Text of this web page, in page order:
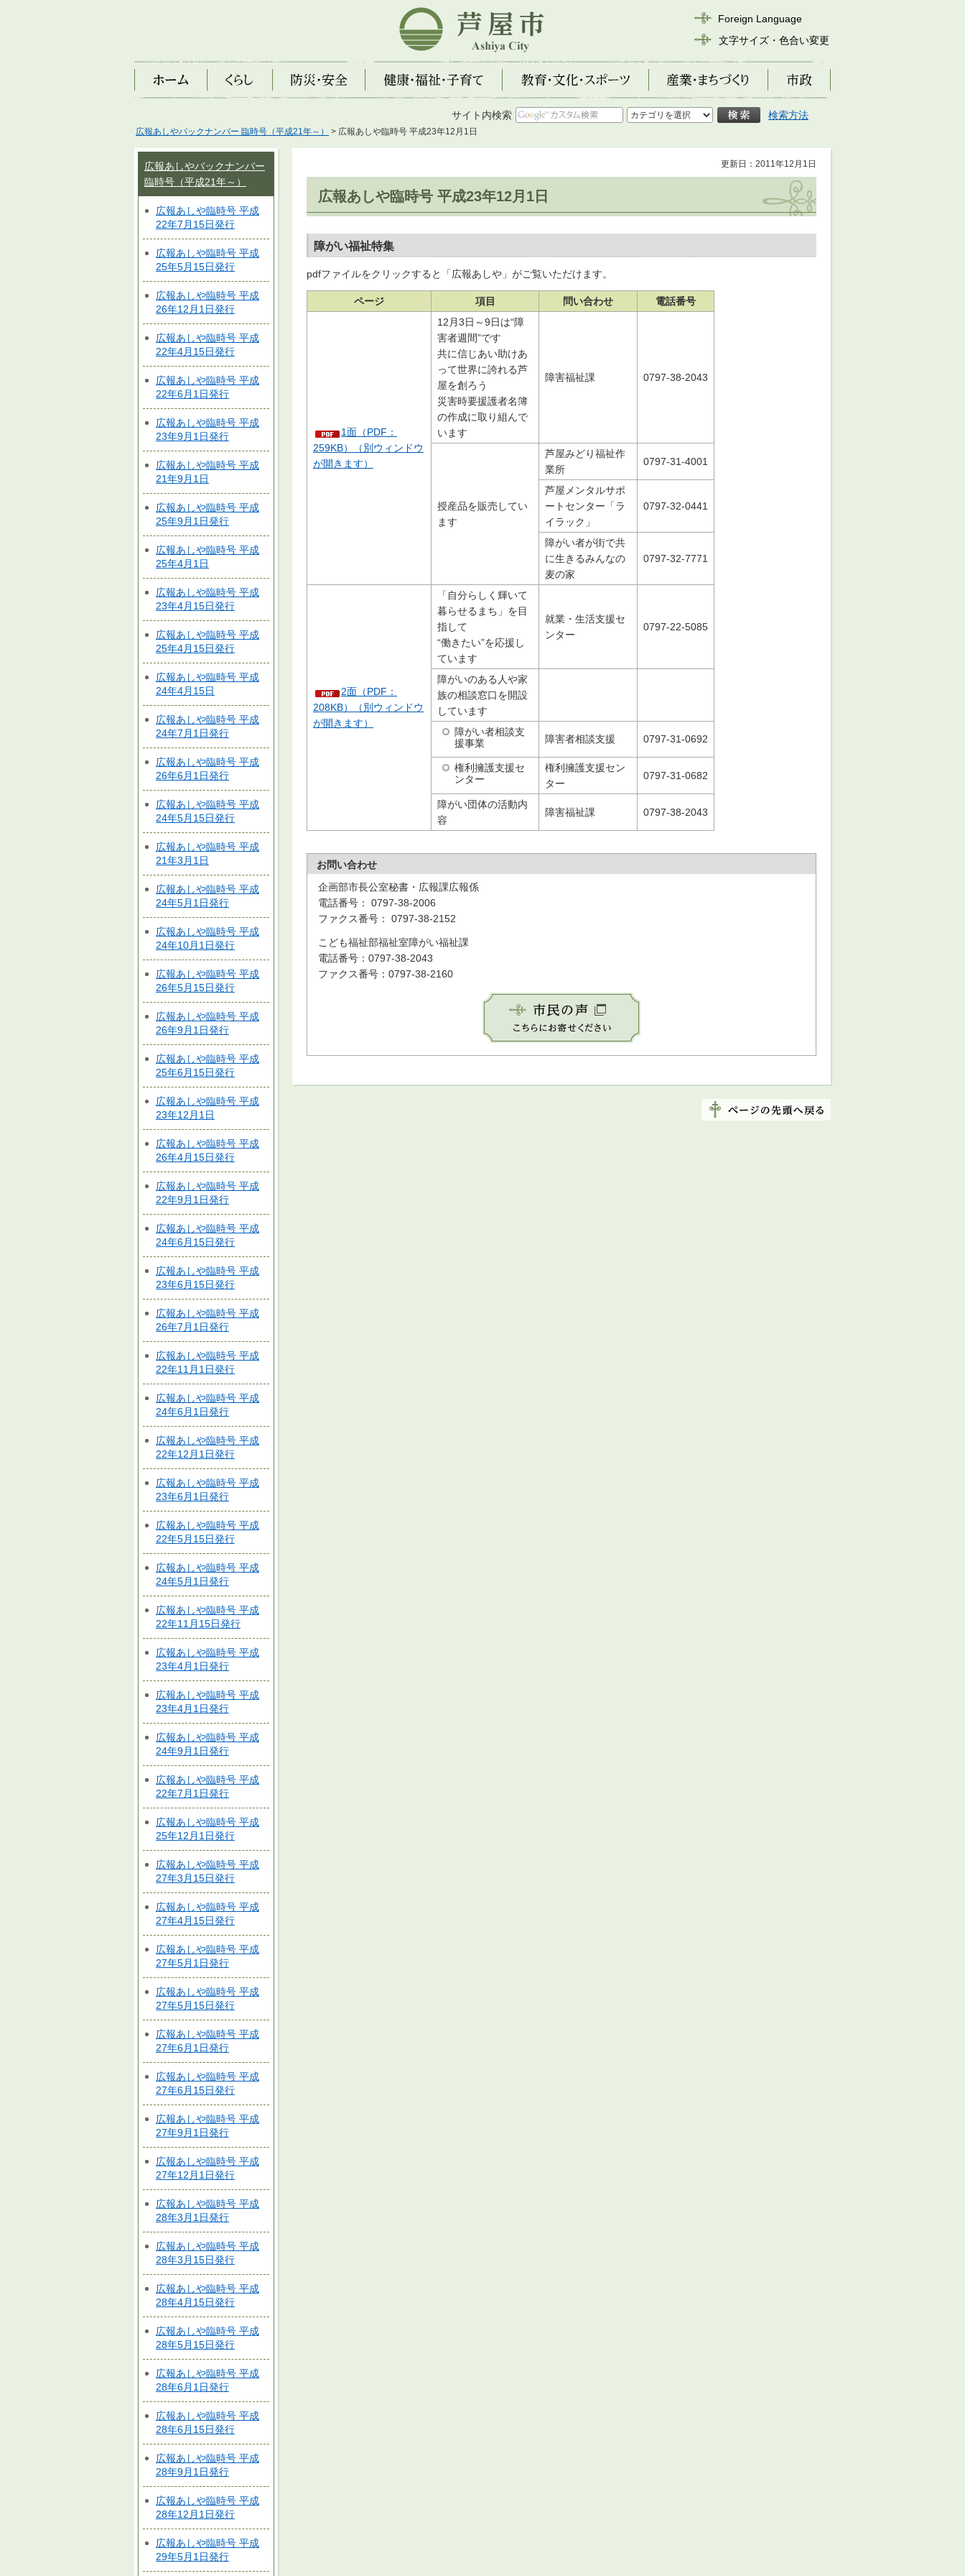
芦屋市
Foreign Language
文字サイズ・色合い変更
ホーム くらし 防災・安全 健康・福祉・子育て 教育・文化・スポーツ 産業・まちづくり 市政
サイト内検索 検索方法
広報あしやバックナンバー 臨時号（平成21年～） > 広報あしや臨時号 平成23年12月1日
広報あしやバックナンバー
臨時号（平成21年～）
広報あしや臨時号 平成
22年7月15日発行
広報あしや臨時号 平成
25年5月15日発行
広報あしや臨時号 平成
26年12月1日発行
広報あしや臨時号 平成
22年4月15日発行
広報あしや臨時号 平成
22年6月1日発行
広報あしや臨時号 平成
23年9月1日発行
広報あしや臨時号 平成
21年9月1日
広報あしや臨時号 平成
25年9月1日発行
広報あしや臨時号 平成
25年4月1日
広報あしや臨時号 平成
23年4月15日発行
広報あしや臨時号 平成
25年4月15日発行
広報あしや臨時号 平成
24年4月15日
広報あしや臨時号 平成
24年7月1日発行
広報あしや臨時号 平成
26年6月1日発行
広報あしや臨時号 平成
24年5月15日発行
広報あしや臨時号 平成
21年3月1日
広報あしや臨時号 平成
24年5月1日発行
広報あしや臨時号 平成
24年10月1日発行
広報あしや臨時号 平成
26年5月15日発行
広報あしや臨時号 平成
26年9月1日発行
広報あしや臨時号 平成
25年6月15日発行
広報あしや臨時号 平成
23年12月1日
広報あしや臨時号 平成
26年4月15日発行
広報あしや臨時号 平成
22年9月1日発行
広報あしや臨時号 平成
24年6月15日発行
広報あしや臨時号 平成
23年6月15日発行
広報あしや臨時号 平成
26年7月1日発行
広報あしや臨時号 平成
22年11月1日発行
広報あしや臨時号 平成
24年6月1日発行
広報あしや臨時号 平成
22年12月1日発行
広報あしや臨時号 平成
23年6月1日発行
広報あしや臨時号 平成
22年5月15日発行
広報あしや臨時号 平成
24年5月1日発行
広報あしや臨時号 平成
22年11月15日発行
広報あしや臨時号 平成
23年4月1日発行
広報あしや臨時号 平成
23年4月1日発行
広報あしや臨時号 平成
24年9月1日発行
広報あしや臨時号 平成
22年7月1日発行
広報あしや臨時号 平成
25年12月1日発行
広報あしや臨時号 平成
27年3月15日発行
広報あしや臨時号 平成
27年4月15日発行
広報あしや臨時号 平成
27年5月1日発行
広報あしや臨時号 平成
27年5月15日発行
広報あしや臨時号 平成
27年6月1日発行
広報あしや臨時号 平成
27年6月15日発行
広報あしや臨時号 平成
27年9月1日発行
広報あしや臨時号 平成
27年12月1日発行
広報あしや臨時号 平成
28年3月1日発行
広報あしや臨時号 平成
28年3月15日発行
広報あしや臨時号 平成
28年4月15日発行
広報あしや臨時号 平成
28年5月15日発行
広報あしや臨時号 平成
28年6月1日発行
広報あしや臨時号 平成
28年6月15日発行
広報あしや臨時号 平成
28年9月1日発行
広報あしや臨時号 平成
28年12月1日発行
広報あしや臨時号 平成
29年5月1日発行
更新日：2011年12月1日
広報あしや臨時号 平成23年12月1日
障がい福祉特集
pdfファイルをクリックすると「広報あしや」がご覧いただけます。
ページ 項目 問い合わせ 電話番号
1面（PDF：
259KB）（別ウィンドウ
が開きます）
12月3日～9日は“障
害者週間”です
共に信じあい助けあ
って世界に誇れる芦
屋を創ろう
災害時要援護者名簿
の作成に取り組んで
います
障害福祉課 0797-38-2043
授産品を販売してい
ます
芦屋みどり福祉作
業所
0797-31-4001
芦屋メンタルサポ
ートセンター「ラ
イラック」
0797-32-0441
障がい者が街で共
に生きるみんなの
麦の家
0797-32-7771
2面（PDF：
208KB）（別ウィンドウ
が開きます）
「自分らしく輝いて
暮らせるまち」を目
指して
“働きたい”を応援し
ています
就業・生活支援セ
ンター
0797-22-5085
障がいのある人や家
族の相談窓口を開設
しています
障がい者相談支
援事業
障害者相談支援 0797-31-0692
権利擁護支援セ
ンター
権利擁護支援セン
ター
0797-31-0682
障がい団体の活動内
容
障害福祉課 0797-38-2043
お問い合わせ
企画部市長公室秘書・広報課広報係
電話番号： 0797-38-2006
ファクス番号： 0797-38-2152
こども福祉部福祉室障がい福祉課
電話番号：0797-38-2043
ファクス番号：0797-38-2160